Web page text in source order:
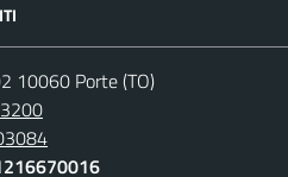
10060 Porte (TO)